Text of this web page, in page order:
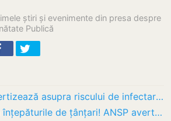
știri și evenimente din presa despre
Publică
ANSP avertizează asupra riscului de infectare cu virusul West Nile
Atenție la înțepăturile de țânțari! ANSP avertizează populația despre riscul virusului…